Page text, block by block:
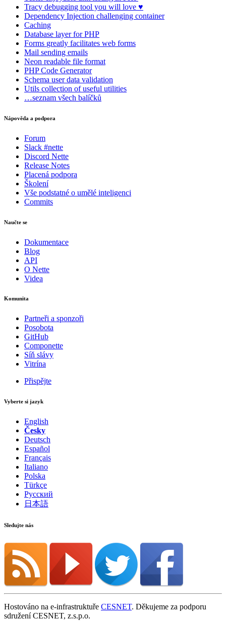
Tracy debugging tool you will love ♥
Dependency Injection challenging container
Caching
Database layer for PHP
Forms greatly facilitates web forms
Mail sending emails
Neon readable file format
PHP Code Generator
Schema user data validation
Utils collection of useful utilities
…seznam všech balíčků
Nápověda a podpora
Forum
Slack #nette
Discord Nette
Release Notes
Placená podpora
Školení
Vše podstatné o umělé inteligenci
Commits
Naučte se
Dokumentace
Blog
API
O Nette
Videa
Komunita
Partneři a sponzoři
Posobota
GitHub
Componette
Síň slávy
Vitrína
Přispějte
Vyberte si jazyk
English
Česky
Deutsch
Español
Français
Italiano
Polska
Türkçe
Русский
日本語
Sledujte nás
Hostováno na e-infrastruktuře CESNET. Děkujeme za podporu
sdružení CESNET, z.s.p.o.